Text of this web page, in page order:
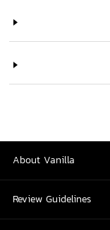
About Vanilla
Review Guidelines